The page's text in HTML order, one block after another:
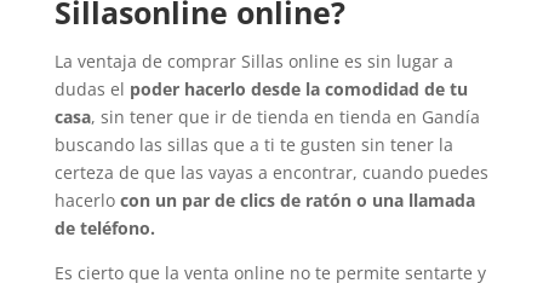
Sillasonline online?
La ventaja de comprar Sillas online es sin lugar a
dudas el poder hacerlo desde la comodidad de tu
casa, sin tener que ir de tienda en tienda en Gandía
buscando las sillas que a ti te gusten sin tener la
certeza de que las vayas a encontrar, cuando puedes
hacerlo con un par de clics de ratón o una llamada
de teléfono.
Es cierto que la venta online no te permite sentarte y